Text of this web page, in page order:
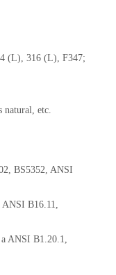
(L), 316 (L), F347;
natural, etc.
BS5352, ANSI
ANSI B16.11,
ANSI B1.20.1,